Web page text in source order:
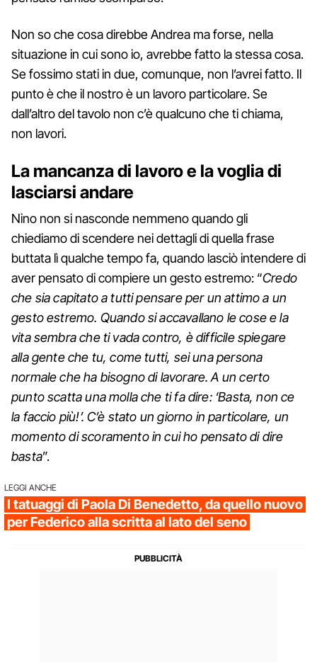
Non so che cosa direbbe Andrea ma forse, nella
situazione in cui sono io, avrebbe fatto la stessa cosa.
Se fossimo stati in due, comunque, non l’avrei fatto. Il
punto è che il nostro è un lavoro particolare. Se
dall’altro del tavolo non c’è qualcuno che ti chiama,
non lavori.
La mancanza di lavoro e la voglia di
lasciarsi andare
Nino non si nasconde nemmeno quando gli
chiediamo di scendere nei dettagli di quella frase
buttata lì qualche tempo fa, quando lasciò intendere di
aver pensato di compiere un gesto estremo: “Credo
che sia capitato a tutti pensare per un attimo a un
gesto estremo. Quando si accavallano le cose e la
vita sembra che ti vada contro, è difficile spiegare
alla gente che tu, come tutti, sei una persona
normale che ha bisogno di lavorare. A un certo
punto scatta una molla che ti fa dire: ‘Basta, non ce
la faccio più!’. C’è stato un giorno in particolare, un
momento di scoramento in cui ho pensato di dire
basta”.
LEGGI ANCHE
I tatuaggi di Paola Di Benedetto, da quello nuovo
per Federico alla scritta al lato del seno